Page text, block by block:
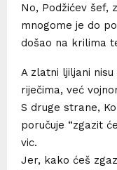
No, Podžićev šef,
mnogome je do
došao na krilima
A zlatni ljiljani
riječima, već
S druge strane,
poručuje “zgazit
vic.
Jer, kako ćeš